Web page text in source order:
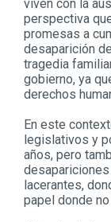
viven con la
perspectiva
promesas a
desaparición
tragedia
gobierno, ya
derechos
En este
legislativos y
años, pero
lacerantes,
papel donde